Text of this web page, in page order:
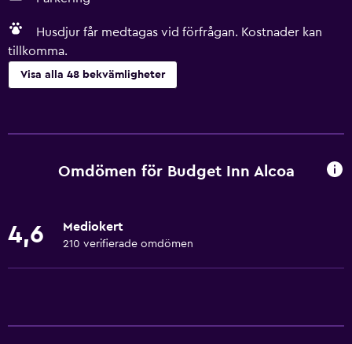
Husdjur får medtagas vid förfrågan. Kostnader kan
tillkomma.
Visa alla 48 bekvämligheter
Gratis WiFi
Handdukar
Omdömen för Budget Inn Alcoa
4,6 Mediokert
210 verifierade omdömen